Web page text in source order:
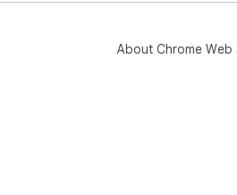
About Chrome Web